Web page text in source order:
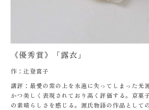
《優秀賞》「露衣」
作：辻登喜子
講評：最愛の紫の上を永遠に失ってしまった光
かつ美しく表現されており高く評価する。京菓
の素晴らしさを感じる。源氏物語の作品として